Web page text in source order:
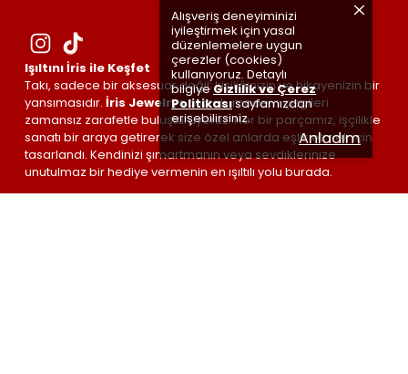
Alışveriş deneyiminizi
iyileştirmek için yasal
düzenlemelere uygun
çerezler (cookies)
kullanıyoruz. Detaylı
bilgiyeGizlilik ve Çerez
Politikasısayfamızdan
erişebilirsiniz.
Anladım
Işıltını İris ile Keşfet
Takı, sadece bir aksesuar değil; kişiliğinizin ve hikayenizin bir
yansımasıdır. İris Jewelrysolarak, modern çizgileri
zamansız zarafetle buluşturuyoruz. Her bir parçamız, işçilikle
sanatı bir araya getirerek size özel anlarda eşlik etmek için
tasarlandı. Kendinizi şımartmanın veya sevdiklerinize
unutulmaz bir hediye vermenin en ışıltılı yolu burada.